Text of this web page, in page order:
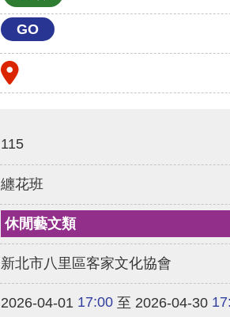
GO
115
纏花班
休閒藝文類
新北市八里區客家文化協會
2026-04-01 17:00至 2026-04-30